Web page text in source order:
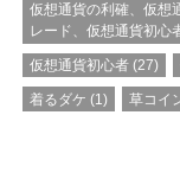
仮想通貨の利確、仮想
レード、仮想通貨初心
仮想通貨初心者(27)
着るダケ (1) 草コイ